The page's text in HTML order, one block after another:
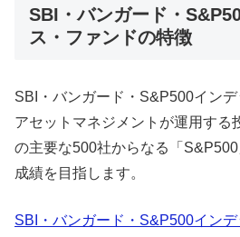
SBI・バンガード・
ス・ファンドの特徴
SBI・バンガード・S&P500イン
アセットマネジメントが運用する
の主要な500社からなる「
成績を目指します。
SBI・バンガード・S&P500インデ